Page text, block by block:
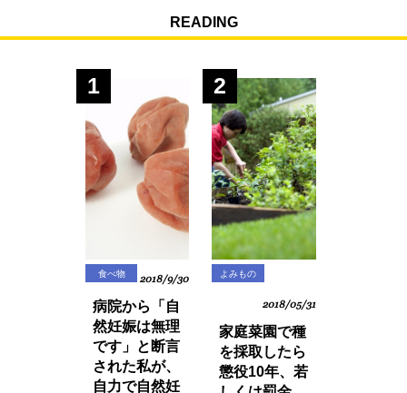
READING
1
食べ物 2018/9/30
病院から「自
然妊娠は無理
です」と断言
された私が、
自力で自然妊
2
よみもの
2018/05/31
家庭菜園で種
を採取したら
懲役10年、若